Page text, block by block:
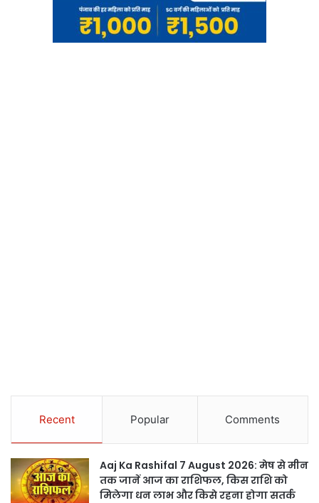
Recent Popular Comments
Aaj Ka Rashifal 7 August 2026: मेष से मीन
तक जानें आज का राशिफल, किस राशि को
मिलेगा धन लाभ और किसे रहना होगा सतर्क